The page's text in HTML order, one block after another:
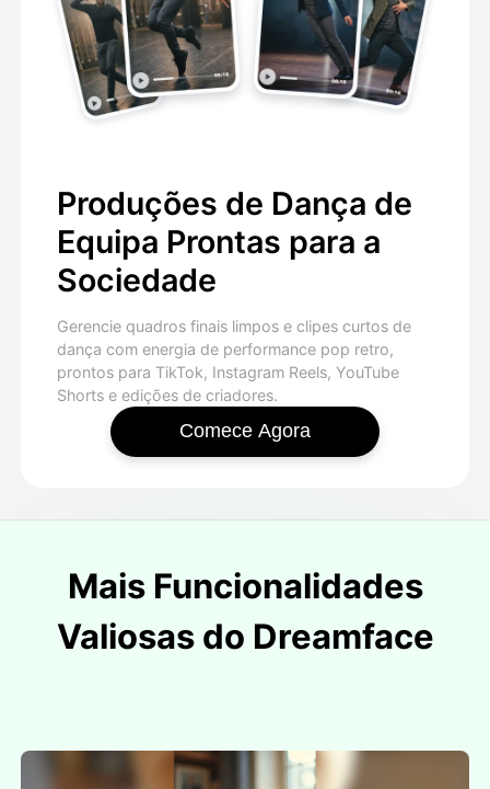
Produções de Dança de
Equipa Prontas para a
Sociedade
Gerencie quadros finais limpos e clipes curtos de
dança com energia de performance pop retro,
prontos para TikTok, Instagram Reels, YouTube
Shorts e edições de criadores.
Comece Agora
Mais Funcionalidades
Valiosas do Dreamface